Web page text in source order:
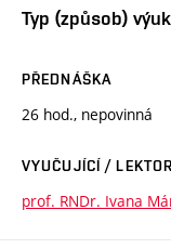
Typ (způsob)
PŘEDNÁŠKA
26 hod., nepovinná
VYUČUJÍCÍ / LEKTOR
prof. RNDr. Ivana